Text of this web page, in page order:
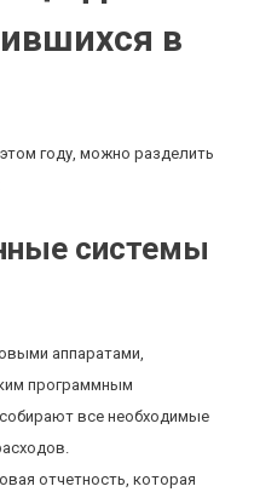
в
году, можно разделить
системы
аппаратами,
программным
все необходимые
отчетность, которая